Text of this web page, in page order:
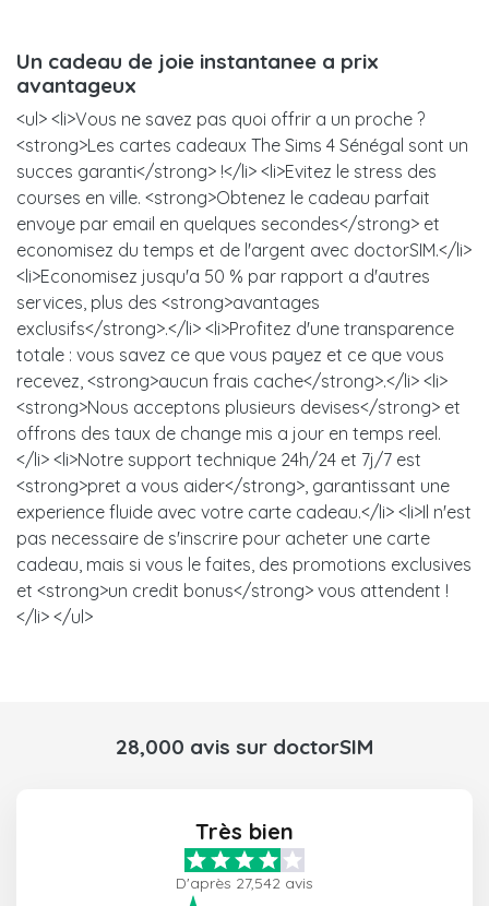
Un cadeau de joie instantanee a prix
avantageux
<ul> <li>Vous ne savez pas quoi offrir a un proche ?
<strong>Les cartes cadeaux The Sims 4 Sénégal sont un
succes garanti</strong> !</li> <li>Evitez le stress des
courses en ville. <strong>Obtenez le cadeau parfait
envoye par email en quelques secondes</strong> et
economisez du temps et de l'argent avec doctorSIM.</li>
<li>Economisez jusqu'a 50 % par rapport a d'autres
services, plus des <strong>avantages
exclusifs</strong>.</li> <li>Profitez d'une transparence
totale : vous savez ce que vous payez et ce que vous
recevez, <strong>aucun frais cache</strong>.</li> <li>
<strong>Nous acceptons plusieurs devises</strong> et
offrons des taux de change mis a jour en temps reel.
</li> <li>Notre support technique 24h/24 et 7j/7 est
<strong>pret a vous aider</strong>, garantissant une
experience fluide avec votre carte cadeau.</li> <li>Il n'est
pas necessaire de s'inscrire pour acheter une carte
cadeau, mais si vous le faites, des promotions exclusives
et <strong>un credit bonus</strong> vous attendent !
</li> </ul>
28,000 avis sur doctorSIM
Très bien
D'après 27,542 avis